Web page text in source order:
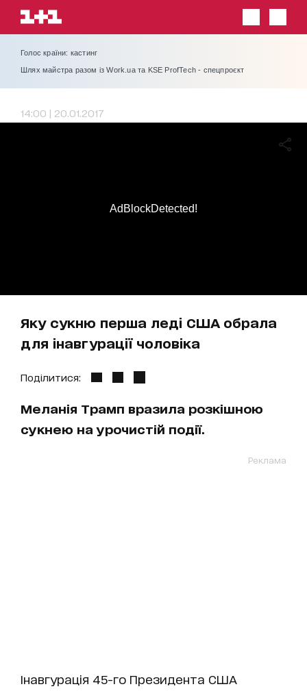
Голос країни: кастинг
Шлях майстра разом із Work.ua та KSE ProfTech - спецпроєкт
14:00 | 20.01.2017
Яку сукню перша леді США обрала
для інавгурації чоловіка
AdBlockDetected!
Поділитися:
Меланія Трамп вразила розкішною
сукнею на урочистій події.
Реклама
Інавгурація 45-го Президента США